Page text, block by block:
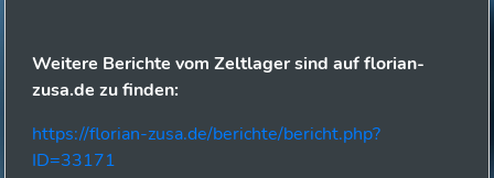
Weitere Berichte vom Zeltlager sind auf florian-
zusa.de zu finden:
https://florian-zusa.de/berichte/bericht.php?
ID=33171